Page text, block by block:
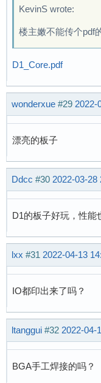
KevinS wrote:
楼主嫩不能传个pdf
D1_Core.pdf
wonderxue #29 2022-
漂亮的板子
Ddcc #30 2022-03-28
D1的板子好玩，性能
lxx #31 2022-04-13
IO都印出来了吗？
ltanggui #32 2022-04-
BGA手工焊接的吗？